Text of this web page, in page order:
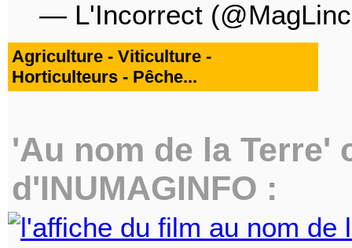
— L'Incorrect
Agriculture - Viticulture -
Horticulteurs - Pêche...
'Au nom de la Terre'
d'INUMAGINFO :